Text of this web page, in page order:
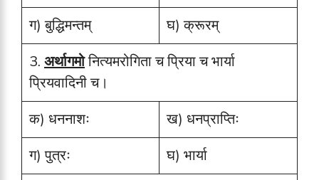
ग) बुद्धिमन्तम्
घ) क्रूरम्
3. अर्थागमोनित्यमरोगिता च प्रिया च भार्या
प्रियवादिनी च।
क) धननाशः
ख) धनप्राप्तिः
ग) पुत्रः
घ) भार्या